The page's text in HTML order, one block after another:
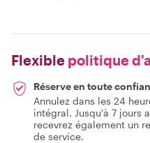
Flexible politique
Réserve en toute
Annulez dans les 24
intégral. Jusqu'à 7 jours
recevrez également un
de service.